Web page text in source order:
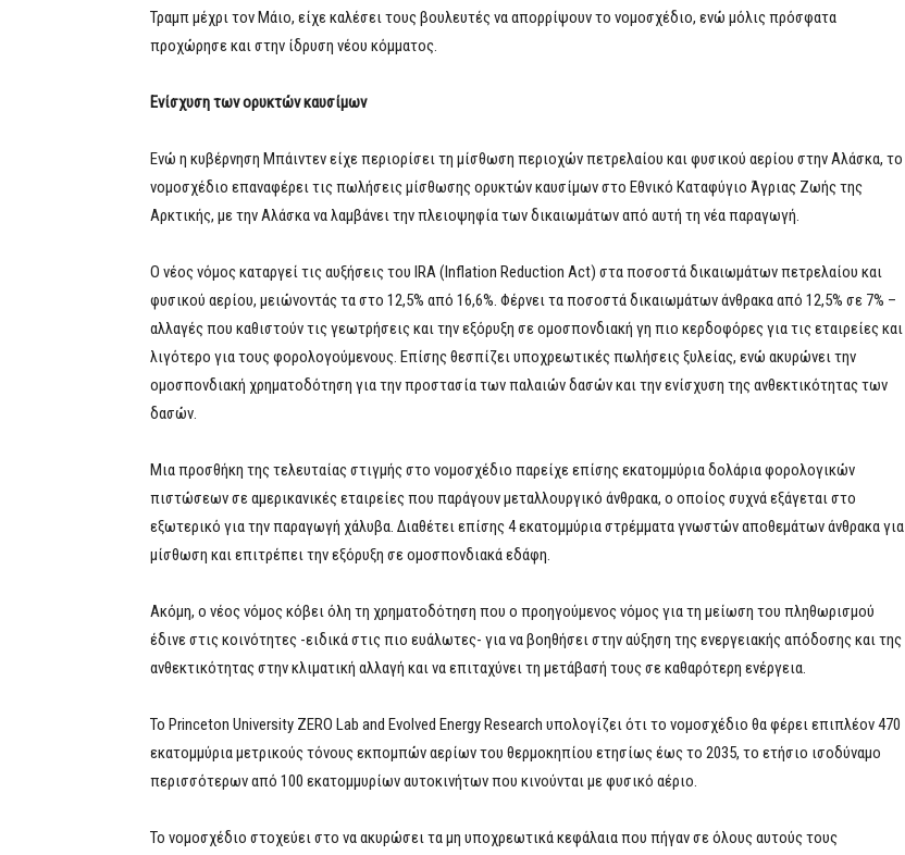
Τραμπ μέχρι τον Μάιο, είχε καλέσει τους βουλευτές να απορρίψουν το νομοσχέδιο, ενώ μόλις πρόσφατα
προχώρησε και στην ίδρυση νέου κόμματος.
Ενίσχυση των ορυκτών καυσίμων
Ενώ η κυβέρνηση Μπάιντεν είχε περιορίσει τη μίσθωση περιοχών πετρελαίου και φυσικού αερίου στην Αλάσκα, το
νομοσχέδιο επαναφέρει τις πωλήσεις μίσθωσης ορυκτών καυσίμων στο Εθνικό Καταφύγιο Άγριας Ζωής της
Αρκτικής, με την Αλάσκα να λαμβάνει την πλειοψηφία των δικαιωμάτων από αυτή τη νέα παραγωγή.
Ο νέος νόμος καταργεί τις αυξήσεις του IRA (Inflation Reduction Act) στα ποσοστά δικαιωμάτων πετρελαίου και
φυσικού αερίου, μειώνοντάς τα στο 12,5% από 16,6%. Φέρνει τα ποσοστά δικαιωμάτων άνθρακα από 12,5% σε 7% –
αλλαγές που καθιστούν τις γεωτρήσεις και την εξόρυξη σε ομοσπονδιακή γη πιο κερδοφόρες για τις εταιρείες και
λιγότερο για τους φορολογούμενους. Επίσης θεσπίζει υποχρεωτικές πωλήσεις ξυλείας, ενώ ακυρώνει την
ομοσπονδιακή χρηματοδότηση για την προστασία των παλαιών δασών και την ενίσχυση της ανθεκτικότητας των
δασών.
Μια προσθήκη της τελευταίας στιγμής στο νομοσχέδιο παρείχε επίσης εκατομμύρια δολάρια φορολογικών
πιστώσεων σε αμερικανικές εταιρείες που παράγουν μεταλλουργικό άνθρακα, ο οποίος συχνά εξάγεται στο
εξωτερικό για την παραγωγή χάλυβα. Διαθέτει επίσης 4 εκατομμύρια στρέμματα γνωστών αποθεμάτων άνθρακα για
μίσθωση και επιτρέπει την εξόρυξη σε ομοσπονδιακά εδάφη.
Ακόμη, ο νέος νόμος κόβει όλη τη χρηματοδότηση που ο προηγούμενος νόμος για τη μείωση του πληθωρισμού
έδινε στις κοινότητες -ειδικά στις πιο ευάλωτες- για να βοηθήσει στην αύξηση της ενεργειακής απόδοσης και της
ανθεκτικότητας στην κλιματική αλλαγή και να επιταχύνει τη μετάβασή τους σε καθαρότερη ενέργεια.
Το Princeton University ZERO Lab and Evolved Energy Research υπολογίζει ότι το νομοσχέδιο θα φέρει επιπλέον 470
εκατομμύρια μετρικούς τόνους εκπομπών αερίων του θερμοκηπίου ετησίως έως το 2035, το ετήσιο ισοδύναμο
περισσότερων από 100 εκατομμυρίων αυτοκινήτων που κινούνται με φυσικό αέριο.
Το νομοσχέδιο στοχεύει στο να ακυρώσει τα μη υποχρεωτικά κεφάλαια που πήγαν σε όλους αυτούς τους